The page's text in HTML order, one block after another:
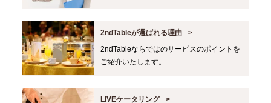
2ndTableが選ばれる理由
2ndTableならではのサービスのポイントを
ご紹介いたします。
LIVEケータリング